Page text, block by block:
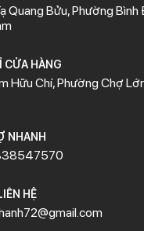
Quang Bửu, Phường
CỬA HÀNG
Hữu Chí, Phường Chợ
NHANH
HỆ